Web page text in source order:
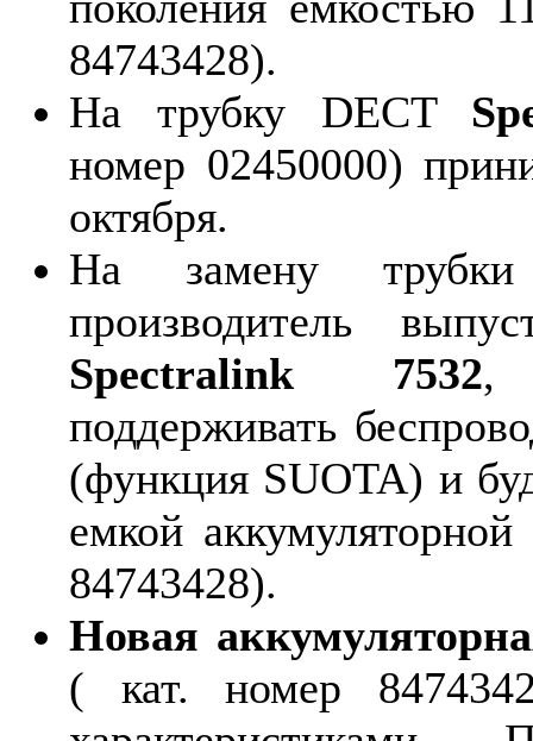
84743428).
На трубку DECT
номер 02450000)
октября.
На замену
производитель
Spectralink 7532,
поддерживать
(функция SUOTA) и
емкой
84743428).
Новая
( кат. номер